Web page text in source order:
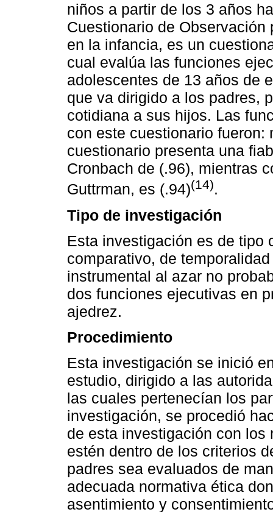
niños a partir de los 3 años
Cuestionario de
en la infancia, es un
cual evalúa las funciones
adolescentes de 13 años de
que va dirigido a los padres,
cotidiana a sus hijos. Las
con este cuestionario
cuestionario presenta una
Cronbach de (.96), mientras
Guttrman, es (.94)(14).
Tipo de investigación
Esta investigación es de tipo
comparativo, de
instrumental al azar no
dos funciones ejecutivas en
ajedrez.
Procedimiento
Esta investigación se inició
estudio, dirigido a las
las cuales pertenecían los
investigación, se procedió
de esta investigación con
estén dentro de los criterios
padres sea evaluados de
adecuada normativa ética
asentimiento y